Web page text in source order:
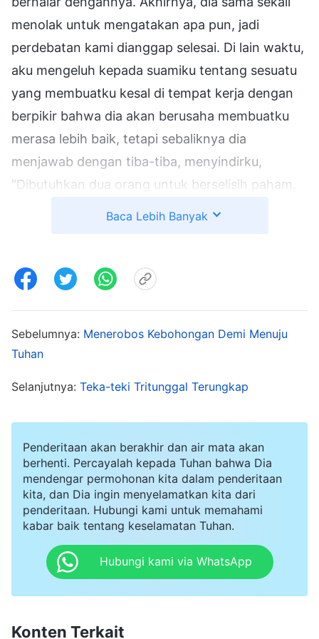
menolak untuk mengatakan apa pun, jadi
perdebatan kami dianggap selesai. Di lain waktu,
aku mengeluh kepada suamiku tentang sesuatu
yang membuatku kesal di tempat kerja dengan
berpikir bahwa dia akan berusaha membuatku
merasa lebih baik, tetapi sebaliknya dia
menjawab dengan tiba-tiba, menyindirku,
"Dibutuhkan dua orang untuk berselisih paham.
menahan diriku untuk tidak memarahinya.
seperti dia? Dia sama sekali tidak memikirkan
kata penghiburan!" Sejak saat itu aku hampir
sesekali, dia mencoba bertanya kepadaku
tentang pekerjaanku, tetapi aku tidak pernah
merasa ingin memberikannya perhatian. Lambat
laun dia berhenti bertanya kepadaku tentang
apa pun. Topik pembicaraan bersama kami
semakin berkurang dan setiap kali terjadi sesuatu
yang membuatku frustrasi, aku pergi mencari
Baca Lebih Banyak
Sebelumnya: Menerobos Kebohongan Demi Menuju
Tuhan
Selanjutnya: Teka-teki Tritunggal Terungkap
Penderitaan akan berakhir dan air mata akan
berhenti. Percayalah kepada Tuhan bahwa Dia
mendengar permohonan kita dalam penderitaan
kita, dan Dia ingin menyelamatkan kita dari
penderitaan. Hubungi kami untuk memahami
kabar baik tentang keselamatan Tuhan.
Hubungi kami via WhatsApp
Konten Terkait